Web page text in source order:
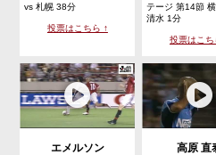
vs 札幌 38分
投票はこちら ↑
テージ 第14節
清水 1分
投票はこち
エメルソン 高原 直